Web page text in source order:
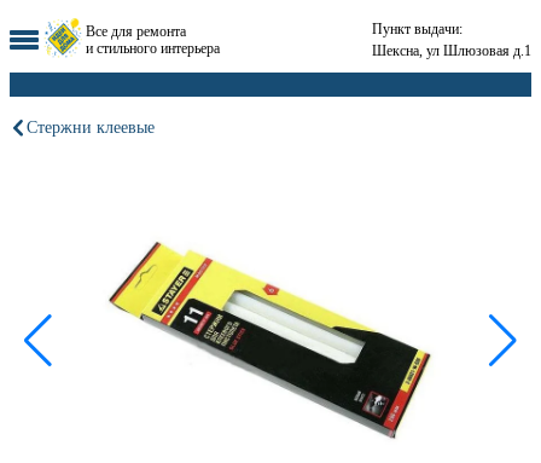
Все для ремонта
и стильного интерьера
Пункт выдачи:
Шексна, ул Шлюзовая д.1
Стержни клеевые